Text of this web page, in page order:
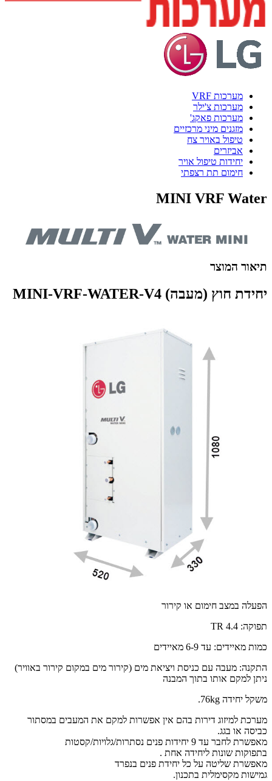
מערכות VRF
מערכות צ'ילר
מערכות פאקג'
מזגנים מיני מרכזיים
טיפול באויר צח
אביזרים
יחידות טיפול אויר
חימום תת רצפתי
MINI VRF Water
תיאור המוצר
יחידת חוץ (מעבה) MINI-VRF-WATER-V4
הפעלה במצב חימום או קירור
תפוקה: 4.4 TR
כמות מאיידים: עד 6-9 מאיידים
התקנה: מעבה עם כניסת ויציאת מים (קירור מים במקום קירור באוויר)
ניתן למקם אותו בתוך המבנה
משקל יחידה 76kg.
מערכת למיזוג דירות בהם אין אפשרות למקם את המעבים במסתור
כביסה או בגג.
מאפשרת לחבר עד 9 יחידות פנים נסתרות/גלויות/קסטות
בתפוקות שונות ליחידה אחת .
מאפשרת שליטה על כל יחידת פנים בנפרד
גמישות מקסימלית בתכנון.